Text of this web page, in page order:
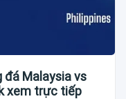
đá Malaysia vs
xem trực tiếp